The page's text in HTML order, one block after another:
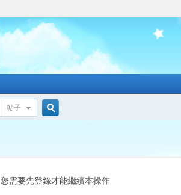
帖子
索
您需要先登錄才能繼續本操作